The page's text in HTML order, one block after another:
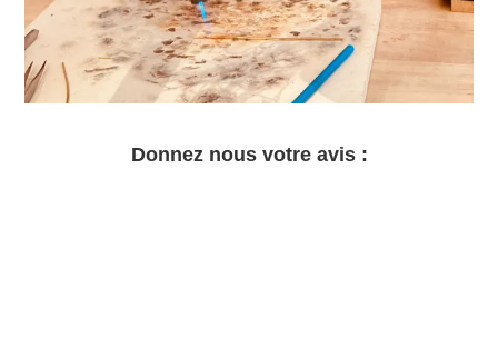
Donnez nous votre avis :